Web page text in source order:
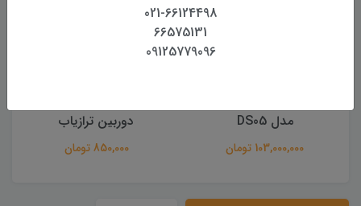
021-66124498
66575131
09125779096